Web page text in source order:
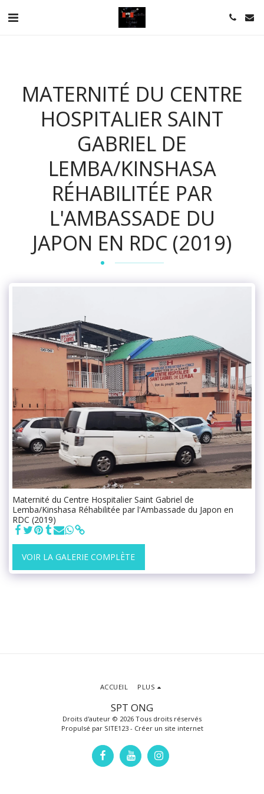
MATERNITÉ DU CENTRE
HOSPITALIER SAINT
GABRIEL DE
LEMBA/KINSHASA
RÉHABILITÉE PAR
L'AMBASSADE DU
JAPON EN RDC (2019)
Maternité du Centre Hospitalier Saint Gabriel de
Lemba/Kinshasa Réhabilitée par l'Ambassade du Japon en
RDC (2019)
VOIR LA GALERIE COMPLÈTE
SPT ONG
Droits d'auteur © 2026 Tous droits réservés
Propulsé par SITE123- Créer un site internet
ACCUEIL PLUS